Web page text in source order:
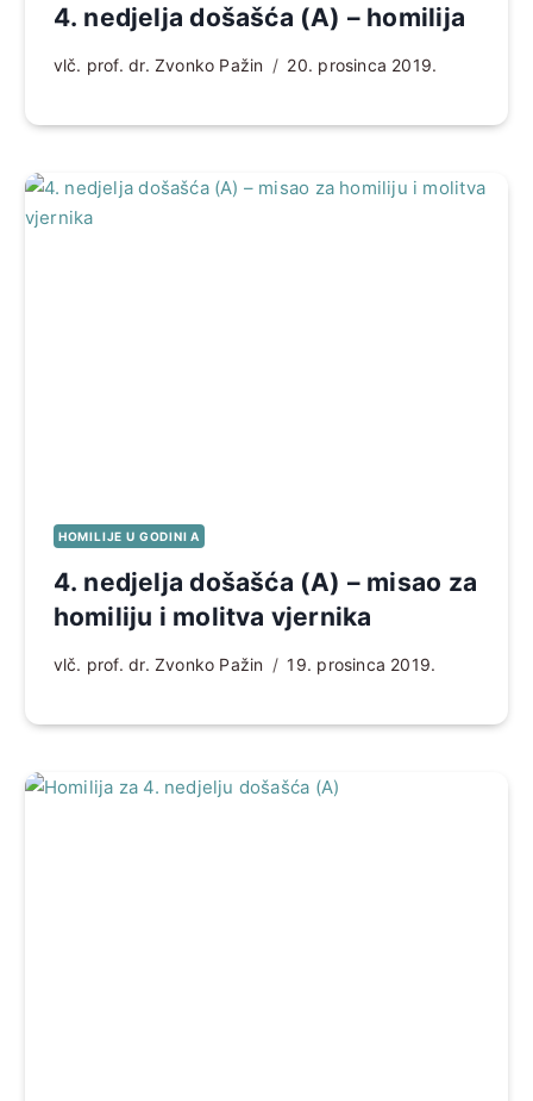
4. nedjelja došašća (A) – homilija
vlč. prof. dr. Zvonko Pažin 20. prosinca 2019.
HOMILIJE U GODINI A
4. nedjelja došašća (A) – misao za
homiliju i molitva vjernika
vlč. prof. dr. Zvonko Pažin 19. prosinca 2019.